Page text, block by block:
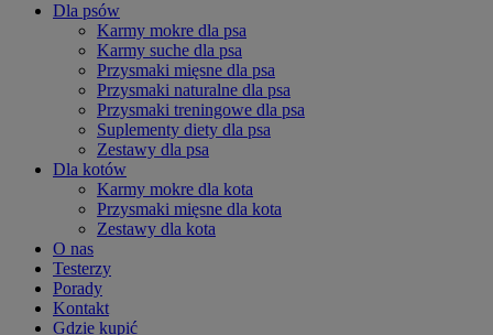
Dla psów
Karmy mokre dla psa
Karmy suche dla psa
Przysmaki mięsne dla psa
Przysmaki naturalne dla psa
Przysmaki treningowe dla psa
Suplementy diety dla psa
Zestawy dla psa
Dla kotów
Karmy mokre dla kota
Przysmaki mięsne dla kota
Zestawy dla kota
O nas
Testerzy
Porady
Kontakt
Gdzie kupić